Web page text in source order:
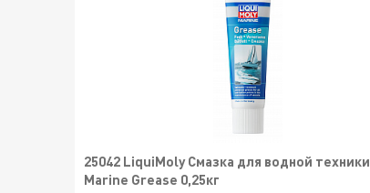
25042 LiquiMoly Смазка для водной техники
Marine Grease 0,25кг